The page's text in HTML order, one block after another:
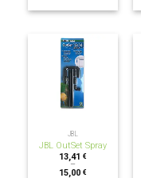
JBL
JBL OutSet Spray
13,41€
–
15,00€